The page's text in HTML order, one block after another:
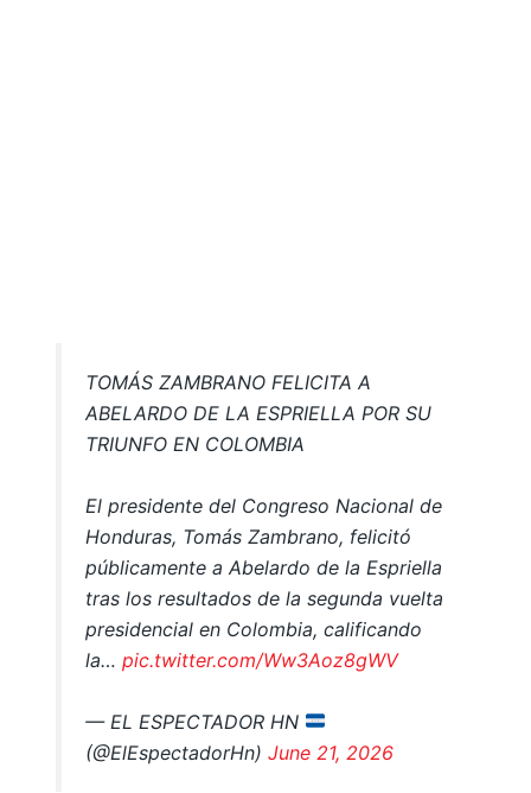
TOMÁS ZAMBRANO FELICITA A
ABELARDO DE LA ESPRIELLA POR SU
TRIUNFO EN COLOMBIA
El presidente del Congreso Nacional de
Honduras, Tomás Zambrano, felicitó
públicamente a Abelardo de la Espriella
tras los resultados de la segunda vuelta
presidencial en Colombia, calificando
la… pic.twitter.com/Ww3Aoz8gWV
— EL ESPECTADOR HN
(@ElEspectadorHn) June 21, 2026